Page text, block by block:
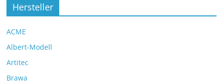
Hersteller
ACME
Albert-Modell
Artitec
Brawa